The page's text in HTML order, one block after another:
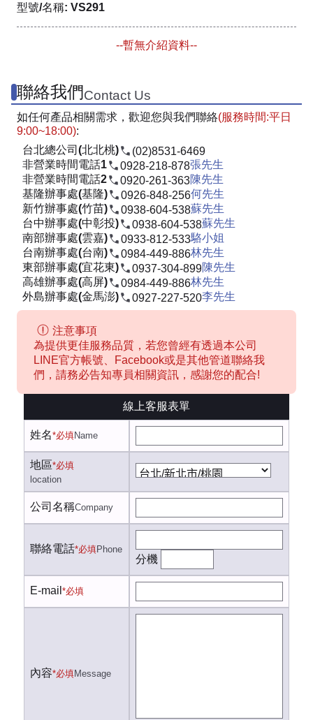
型號/名稱: VS291
--暫無介紹資料--
聯絡我們Contact Us
如任何產品相關需求，歡迎您與我們聯絡(服務時間:平日
9:00~18:00):
台北總公司(北北桃)
(02)8531-6469
非營業時間電話1
0928-218-878張先生
非營業時間電話2
0920-261-363陳先生
基隆辦事處(基隆)
0926-848-256何先生
新竹辦事處(竹苗)
0938-604-538蘇先生
台中辦事處(中彰投)
0938-604-538蘇先生
南部辦事處(雲嘉)
0933-812-533駱小姐
台南辦事處(台南)
0984-449-886林先生
東部辦事處(宜花東)
0937-304-899陳先生
高雄辦事處(高屏)
0984-449-886林先生
外島辦事處(金馬澎)
0927-227-520李先生
注意事項
為提供更佳服務品質，若您曾經有透過本公司
LINE官方帳號、Facebook或是其他管道聯絡我
們，請務必告知專員相關資訊，感謝您的配合!
線上客服表單
姓名*必填Name
地區*必填
location
公司名稱Company
聯絡電話*必填Phone
分機
E-mail *必填
內容*必填Message